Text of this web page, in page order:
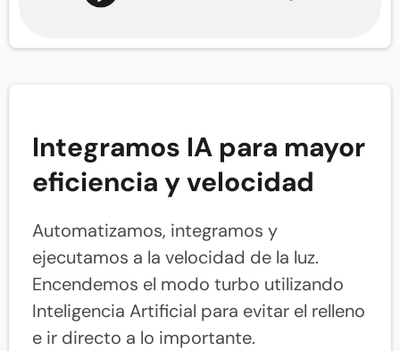
Integramos IA para mayor
eficiencia y velocidad
Automatizamos, integramos y
ejecutamos a la velocidad de la luz.
Encendemos el modo turbo utilizando
Inteligencia Artificial para evitar el relleno
e ir directo a lo importante.